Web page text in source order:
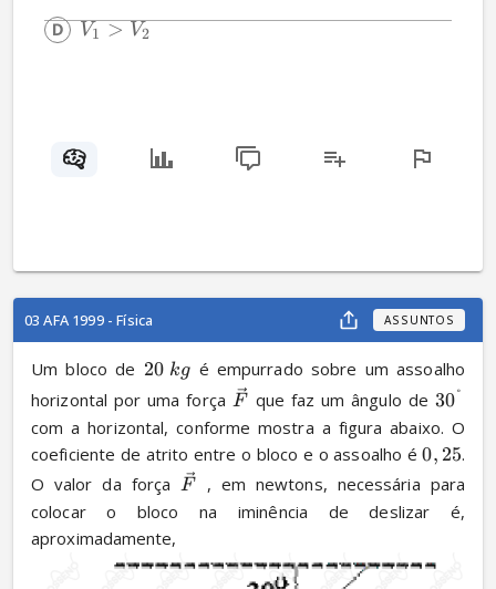
V1 > V2
03 AFA 1999 - Física ASSUNTOS
Um bloco de 20 kg é empurrado sobre um assoalho
horizontal por uma força F que faz um ângulo de 30°
com a horizontal, conforme mostra a figura abaixo. O
coeficiente de atrito entre o bloco e o assoalho é 0, 25.
O valor da força F
, em newtons, necessária para
colocar o bloco na iminência de deslizar é,
aproximadamente,